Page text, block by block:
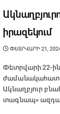
իրազեկում
ՓԵՏՐՎԱՐԻ 21,
Փետրվարի 22-
Ակնաղբյուր
տագնապ»